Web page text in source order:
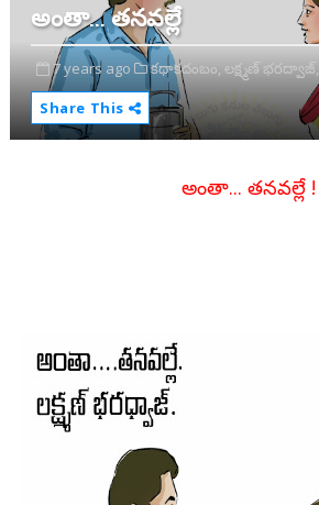
అంతా... తనవల్లే
7 years ago కథాకదంబం, లక్ష్మణ్ భరద్వాజ్,
Share This
అంతా... తనవల్లే !